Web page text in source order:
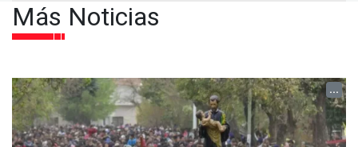
Más Noticias
...